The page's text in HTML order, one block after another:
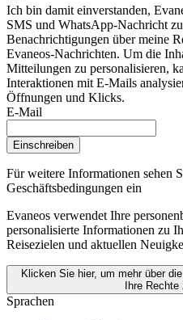
Ich bin damit einverstanden,
SMS und WhatsApp-Nachricht
Benachrichtigungen über meine
Evaneos-Nachrichten. Um die
Mitteilungen zu personalisieren,
Interaktionen mit E-Mails
Öffnungen und Klicks.
E-Mail
Einschreiben
Für weitere Informationen sehen
Geschäftsbedingungen ein
Evaneos verwendet Ihre
personalisierte Informationen zu
Reisezielen und aktuellen
Klicken Sie hier, um mehr über
Ihre Rechte
Sprachen